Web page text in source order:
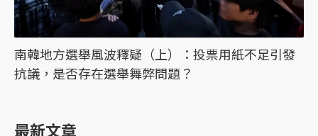
南韓地方選舉風波釋疑（上）：投票用紙不足引發
抗議，是否存在選舉舞弊問題？
最新文章